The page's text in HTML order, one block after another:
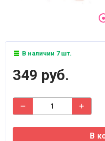
В наличии 7 шт.
349 руб.
В